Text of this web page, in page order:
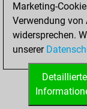
Türme auf
STARTSEITE
Marketing-
Verwendung von
widersprechen.
unserer
Detaillierte